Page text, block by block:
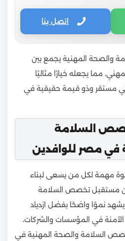
اتصل بنا
والصحة المهنية يجمع بين
مما يجعله خيارًا مثاليًا
مستقر وذو قيمة حقيقية في
السلامة
في مصر للوافدين
مهمة لكل من يسعى لبناء
مستقبل تخصص السلامة
نموًا واضحًا بفضل ازدياد
الآمنة في المؤسسات والشركات،
السلامة والصحة المهنية في